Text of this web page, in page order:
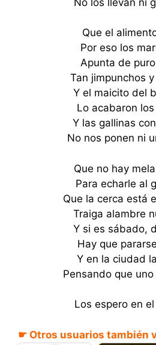
Que el
Por eso los
Apunta de
Tan jimpunchos
Y el maicito del
Lo acabaron
Y las gallinas
No nos ponen ni
Que no hay
Para echarle al
Que la cerca está
Traiga alambre
Y si es sábado,
Hay que
Y en la ciudad
Pensando que
Los espero en
☛ Otros usuarios también